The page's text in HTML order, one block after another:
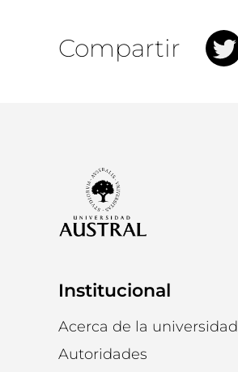
Compartir
Institucional
Acerca de la universidad
Autoridades